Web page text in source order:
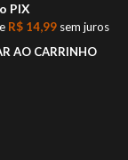
PIX
R$ 14,99 sem juros
AO CARRINHO